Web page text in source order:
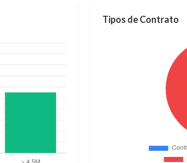
Tipos de Contrato